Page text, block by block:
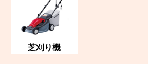
芝刈り機